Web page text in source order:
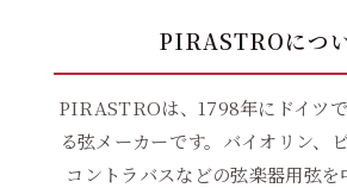
PIRASTROにつ
PIRASTROは、1798年にドイツ
る弦メーカーです。バイオリン、
コントラバスなどの弦楽器用弦を